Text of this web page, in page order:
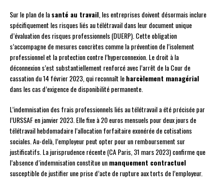
Sur le plan de lasanté au travail, les entreprises doivent désormais inclure
spécifiquement les risques liés au télétravail dans leur document unique
d’évaluation des risques professionnels (DUERP). Cette obligation
s’accompagne de mesures concrètes comme la prévention de l’isolement
professionnel et la protection contre l’hyperconnexion. Le droit à la
déconnexion s’est substantiellement renforcé avec l’arrêt de la Cour de
cassation du 14 février 2023, qui reconnaît leharcèlement managérial
dans les cas d’exigence de disponibilité permanente.
L’indemnisation des frais professionnels liés au télétravail a été précisée par
l’URSSAF en janvier 2023. Elle fixe à 20 euros mensuels pour deux jours de
télétravail hebdomadaire l’allocation forfaitaire exonérée de cotisations
sociales. Au-delà, l’employeur peut opter pour un remboursement sur
justificatifs. La jurisprudence récente (CA Paris, 31 mars 2023) confirme que
l’absence d’indemnisation constitue unmanquement contractuel
susceptible de justifier une prise d’acte de rupture aux torts de l’employeur.